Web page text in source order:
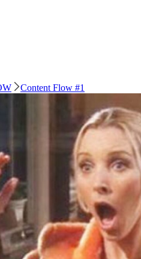
Content Flow #1